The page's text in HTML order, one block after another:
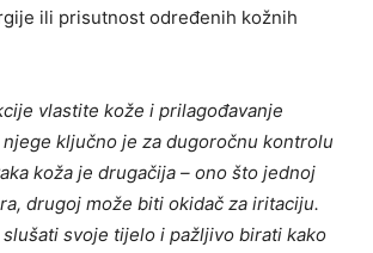
ili prisutnost određenih kožnih
vlastite kože i prilagođavanje
ključno je za dugoročnu kontrolu
koža je drugačija – ono što jednoj
drugoj može biti okidač za iritaciju.
slušati svoje tijelo i pažljivo birati kako